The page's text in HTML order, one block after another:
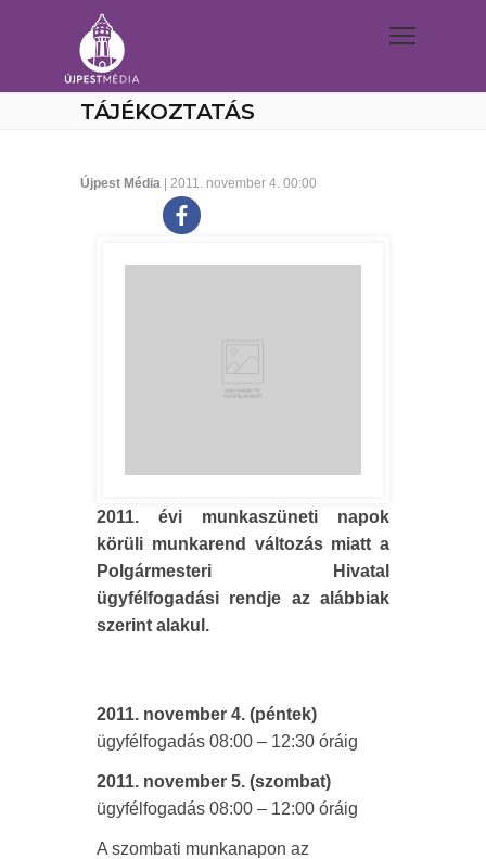
TÁJÉKOZTATÁS
Újpest Média | 2011. november 4. 00:00
2011. évi munkaszüneti napok
körüli munkarend változás miatt a
Polgármesteri Hivatal
ügyfélfogadási rendje az alábbiak
szerint alakul.
2011. november 4. (péntek)
ügyfélfogadás 08:00 – 12:30 óráig
2011. november 5. (szombat)
ügyfélfogadás 08:00 – 12:00 óráig
A szombati munkanapon az